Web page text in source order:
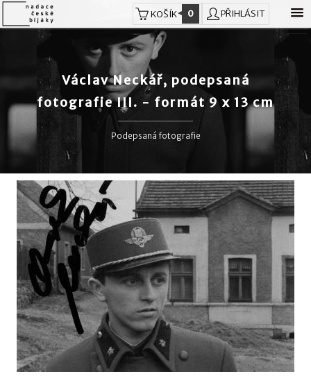
PŘIHLÁSIT
KOŠÍK 0
Václav Neckář, podepsaná
fotografie III. - formát 9 x 13 cm
Podepsaná fotografie